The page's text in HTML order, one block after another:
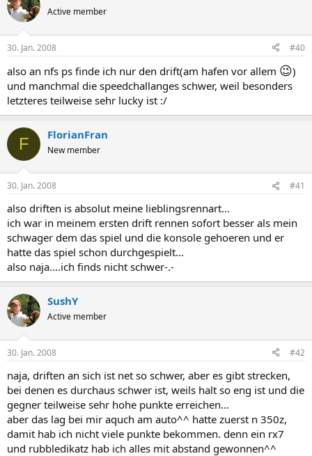
Active member
30. Jan. 2008 #40
also an nfs ps finde ich nur den drift(am hafen vor allem 😉)
und manchmal die speedchallanges schwer, weil besonders
letzteres teilweise sehr lucky ist :/
F FlorianFran
New member
30. Jan. 2008 #41
also driften is absolut meine lieblingsrennart...
ich war in meinem ersten drift rennen sofort besser als mein
schwager dem das spiel und die konsole gehoeren und er
hatte das spiel schon durchgespielt...
also naja....ich finds nicht schwer-.-
SushY
Active member
30. Jan. 2008 #42
naja, driften an sich ist net so schwer, aber es gibt strecken,
bei denen es durchaus schwer ist, weils halt so eng ist und die
gegner teilweise sehr hohe punkte erreichen...
aber das lag bei mir aquch am auto^^ hatte zuerst n 350z,
damit hab ich nicht viele punkte bekommen. denn ein rx7
und rubbledikatz hab ich alles mit abstand gewonnen^^